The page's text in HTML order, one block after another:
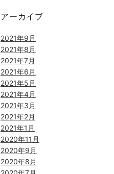
アーカイブ
2021年9月
2021年8月
2021年7月
2021年6月
2021年5月
2021年4月
2021年3月
2021年2月
2021年1月
2020年11月
2020年9月
2020年8月